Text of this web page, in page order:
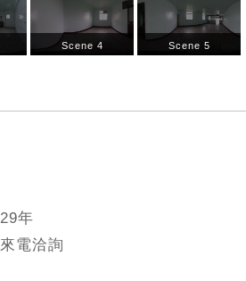
Scene 4 Scene 5
29年
來電洽詢